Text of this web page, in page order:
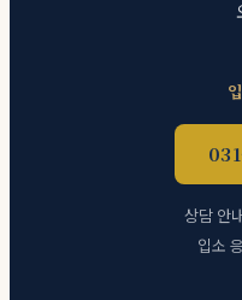
상담 안
입소